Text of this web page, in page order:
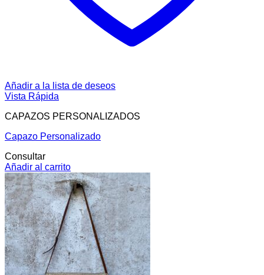
Añadir a la lista de deseos
Vista Rápida
CAPAZOS PERSONALIZADOS
Capazo Personalizado
Consultar
Añadir al carrito